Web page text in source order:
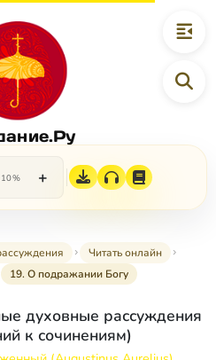
+
Читать онлайн
19. О подражании Богу
духовные рассуждения
к сочинениям)